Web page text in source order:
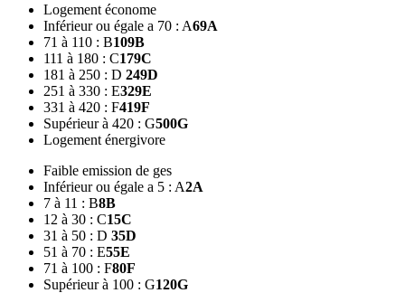
Logement économe
Inférieur ou égale a 70 : A69A
71 à 110 : B109B
111 à 180 : C179C
181 à 250 : D 249D
251 à 330 : E329E
331 à 420 : F419F
Supérieur à 420 : G500G
Logement énergivore
Faible emission de ges
Inférieur ou égale a 5 : A2A
7 à 11 : B8B
12 à 30 : C15C
31 à 50 : D 35D
51 à 70 : E55E
71 à 100 : F80F
Supérieur à 100 : G120G